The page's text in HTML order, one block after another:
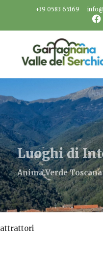
+39 0583 65169
Luoghi di
Anima Verde Toscana
attrattori